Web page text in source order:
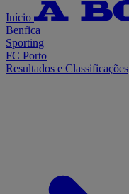
Início
Benfica
Sporting
FC Porto
Resultados e Classificações